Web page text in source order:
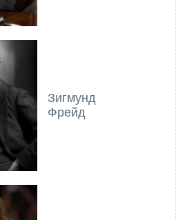
Зигмунд
Фрейд